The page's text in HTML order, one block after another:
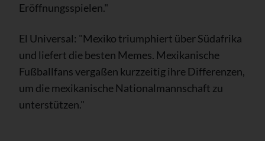
Eröffnungsspielen."
El Universal: "Mexiko triumphiert über Südafrika
und liefert die besten Memes. Mexikanische
Fußballfans vergaßen kurzzeitig ihre Differenzen,
um die mexikanische Nationalmannschaft zu
unterstützen."